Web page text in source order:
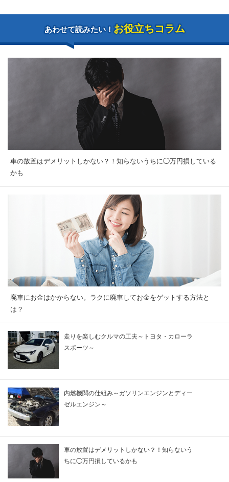
あわせて読みたい！ お役立ちコラム
車の放置はデメリットしかない？！知らないうちに◯万円損している
かも
廃車にお金はかからない。ラクに廃車してお金をゲットする方法と
は？
走りを楽しむクルマの工夫～トヨタ・カローラ
スポーツ～
内燃機関の仕組み～ガソリンエンジンとディー
ゼルエンジン～
車の放置はデメリットしかない？！知らないう
ちに◯万円損しているかも